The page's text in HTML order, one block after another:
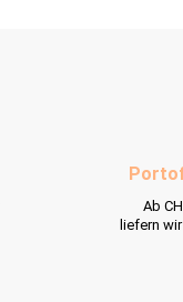
Ab
liefern